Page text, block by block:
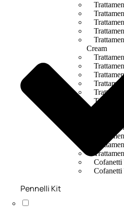
Cream
Cofanetti
Cofanetti
Pennelli Kit